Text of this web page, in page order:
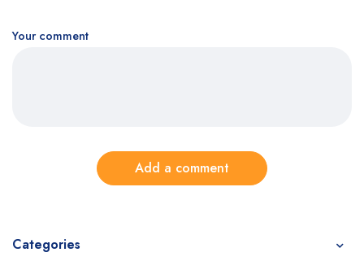
Your comment
Add a comment
Categories